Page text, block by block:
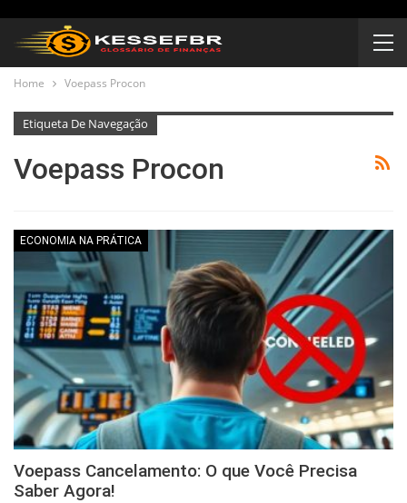
Home Voepass Procon
Etiqueta De Navegação
Voepass Procon
ECONOMIA NA PRÁTICA
Voepass Cancelamento: O que Você Precisa
Saber Agora!